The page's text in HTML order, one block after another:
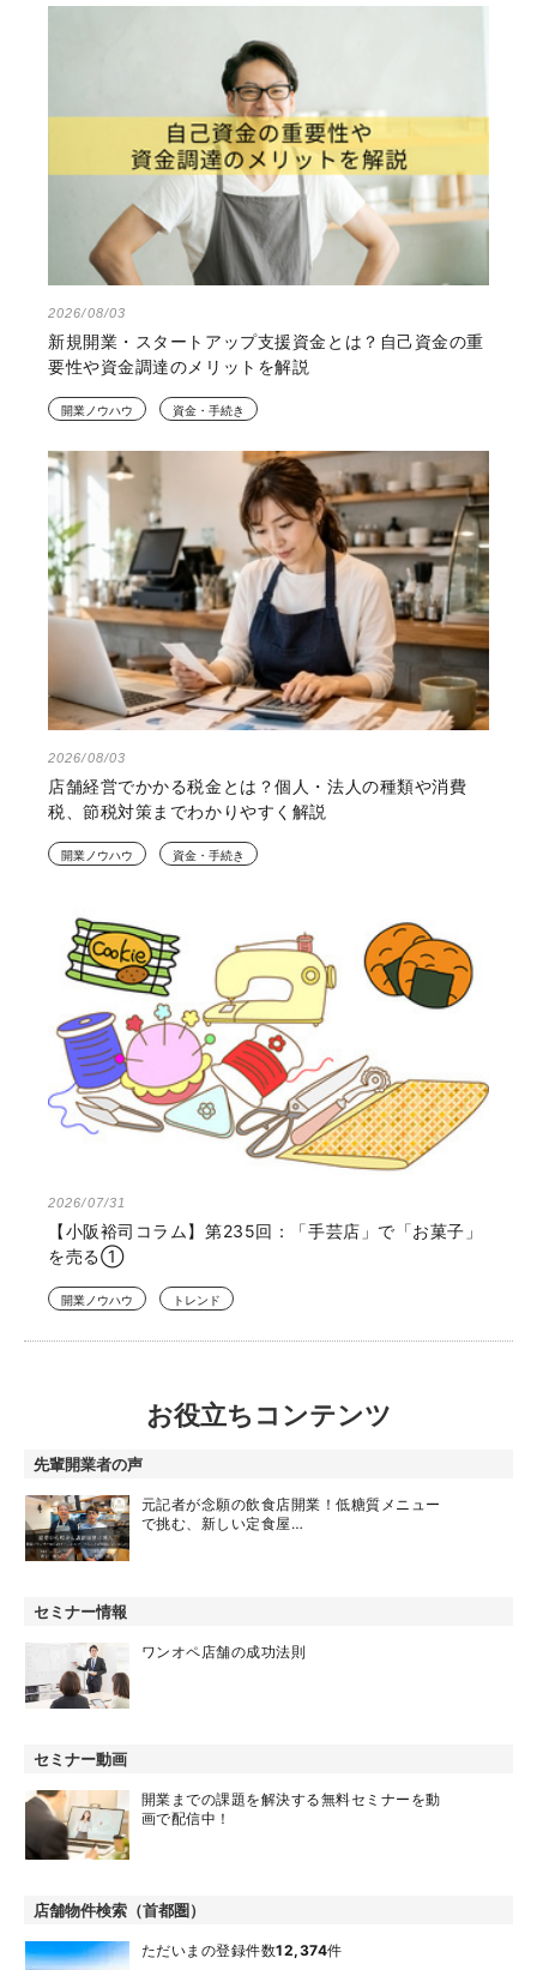
2026/08/03
新規開業・スタートアップ支援資金とは？自己資金の重
要性や資金調達のメリットを解説
開業ノウハウ 資金・手続き
2026/08/03
店舗経営でかかる税金とは？個人・法人の種類や消費
税、節税対策までわかりやすく解説
開業ノウハウ 資金・手続き
2026/07/31
【小阪裕司コラム】第235回：「手芸店」で「お菓子」
を売る①
開業ノウハウ トレンド
お役立ちコンテンツ
先輩開業者の声
元記者が念願の飲食店開業！低糖質メニュー
で挑む、新しい定食屋…
セミナー情報
ワンオペ店舗の成功法則
セミナー動画
開業までの課題を解決する無料セミナーを動
画で配信中！
店舗物件検索（首都圏）
ただいまの登録件数12,374件